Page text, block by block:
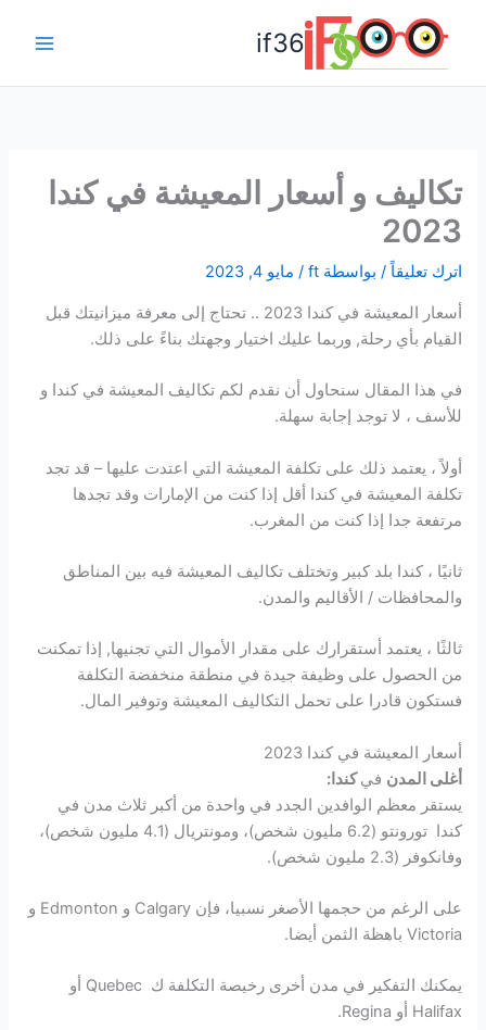
المحتوى
if36
تكاليف و أسعار المعيشة في كندا
2023
اترك تعليقاً / بواسطة ft
/ مايو 4, 2023
أسعار المعيشة في كندا 2023 .. تحتاج إلى معرفة ميزانيتك قبل
القيام بأي رحلة, وربما عليك اختيار وجهتك بناءً على ذلك.
في هذا المقال سنحاول أن نقدم لكم تكاليف المعيشة في كندا و
للأسف ، لا توجد إجابة سهلة.
أولاً ، يعتمد ذلك على تكلفة المعيشة التي اعتدت عليها – قد تجد
تكلفة المعيشة في كندا أقل إذا كنت من الإمارات وقد تجدها
مرتفعة جدا إذا كنت من المغرب.
ثانيًا ، كندا بلد كبير وتختلف تكاليف المعيشة فيه بين المناطق
والمحافظات / الأقاليم والمدن.
ثالثًا ، يعتمد أستقرارك على مقدار الأموال التي تجنيها, إذا تمكنت
من الحصول على وظيفة جيدة في منطقة منخفضة التكلفة
فستكون قادرا على تحمل التكاليف المعيشة وتوفير المال.
أسعار المعيشة في كندا 2023
أغلى المدن فيكندا:
يستقر معظم الوافدين الجدد في واحدة من أكبر ثلاث مدن في
كندا تورونتو (6.2 مليون شخص)، ومونتريال (4.1 مليون شخص)،
وفانكوفر (2.3 مليون شخص).
على الرغم من حجمها الأصغر نسبيا، فإن Calgary و Edmonton و
Victoria باهظة الثمن أيضا.
يمكنك التفكير في مدن أخرى رخيصة التكلفة ك Quebec أو
Halifax أو Regina.